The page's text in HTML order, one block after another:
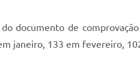
do documento de
janeiro, 133 em fevereiro,